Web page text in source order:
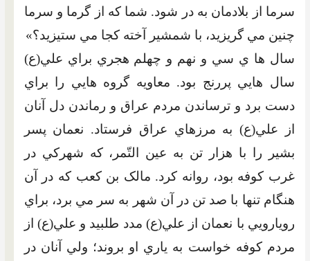
سرما از بلادمان به در شود. شما که از گرما و سرما
چنين مي گريزيد، با شمشير آخته کجا مي ستيزيد؟»
سال ها ي سي و نهم و چهلم هجري براي علي(ع)
سال هايي پررنج بود. معاويه گروه هايي را براي
دست برد و ترساندن مردم عراق و رماندن دل آنان
از علي(ع) به مرزهاي عراق فرستاد. نعمان پسر
بشير را با هزار تن به عين التّمر، که شهرکي در
غرب کوفه بود، روانه کرد. مالک بن کعب که در آن
هنگام تنها با صد تن در آن شهر به سر مي برد، براي
رويارويي با نعمان از علي(ع) مدد طلبيد و علي(ع) از
مردم کوفه خواست به ياري او بروند؛ ولي آنان در